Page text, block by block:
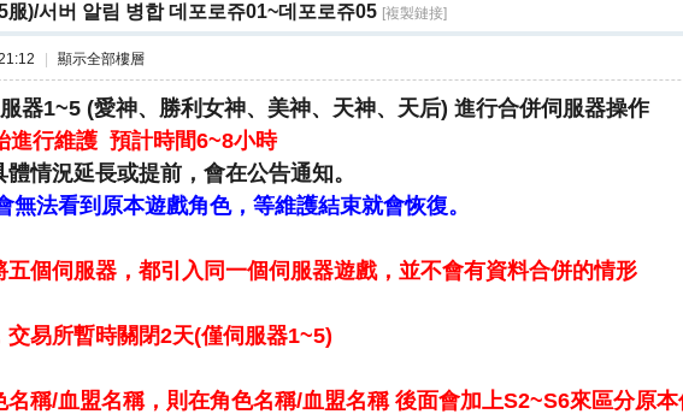
服)/서버 알림 병합 데포로쥬01~데포로쥬05 [複製鏈接]
顯示全部樓層
器1~5 (愛神、勝利女神、美神、天神、天后) 進行合併伺服器操作
進行維護 預計時間6~8小時
情況延長或提前，會在公告通知。
無法看到原本遊戲角色，等維護結束就會恢復。
個伺服器，都引入同一個伺服器遊戲，並不會有資料合併的情形
易所暫時關閉2天(僅伺服器1~5)
稱/血盟名稱，則在角色名稱/血盟名稱 後面會加上S2~S6來區分原本